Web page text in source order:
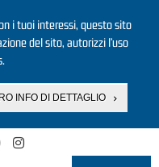
i tuoi interessi, questo sito
del sito, autorizzi l’uso
INFO DI DETTAGLIO